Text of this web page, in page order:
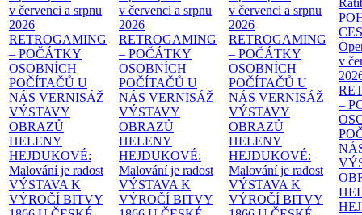
v červenci a srpnu
2026
RETROGAMING
– POČÁTKY
OSOBNÍCH
POČÍTAČŮ U
NÁS VERNISÁŽ
VÝSTAVY
OBRAZŮ
HELENY
HEJDUKOVÉ:
Malování je radost
VÝSTAVA K
VÝROČÍ BITVY
v červenci a srpnu
2026
RETROGAMING
– POČÁTKY
OSOBNÍCH
POČÍTAČŮ U
NÁS VERNISÁŽ
VÝSTAVY
OBRAZŮ
HELENY
HEJDUKOVÉ:
Malování je radost
VÝSTAVA K
VÝROČÍ BITVY
v červenci a srpnu
2026
RETROGAMING
– POČÁTKY
OSOBNÍCH
POČÍTAČŮ U
NÁS VERNISÁŽ
VÝSTAVY
OBRAZŮ
HELENY
HEJDUKOVÉ:
Malování je radost
VÝSTAVA K
VÝROČÍ BITVY
v
–